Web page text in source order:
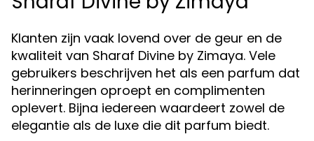
Klanten zijn vaak lovend over de geur en de
kwaliteit van Sharaf Divine by Zimaya. Vele
gebruikers beschrijven het als een parfum dat
herinneringen oproept en complimenten
oplevert. Bijna iedereen waardeert zowel de
elegantie als de luxe die dit parfum biedt.